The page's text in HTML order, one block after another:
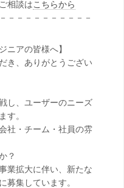
相談はこちらから
－－－－－－－－－－
ニアの皆様へ】
き、ありがとうござい
し、ユーザーのニーズ
す。
社・チーム・社員の雰
？
業拡大に伴い、新たな
募集しています。